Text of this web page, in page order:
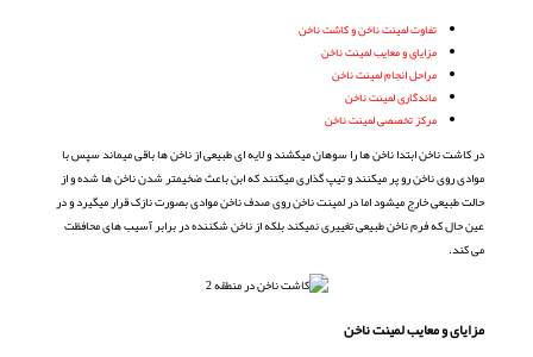
تفاوت لمینت ناخن و کاشت ناخن
مزایای و معایب لمینت ناخن
مراحل انجام لمینت ناخن
ماندگاری لمینت ناخن
مرکز تخصصی لمینت ناخن
در کاشت ناخن ابتدا ناخن ها را سوهان میکشند و لایه ای طبیعی از ناخن ها باقی میماند سپس با
موادی روی ناخن رو پر میکنند و تیپ گذاری میکنند که ابن باعث ضخیمتر شدن ناخن ها شده و از
حالت طبیعی خارج میشود اما در لمینت ناخن روی صدف ناخن موادی بصورت نازک قرار میگیرد و در
عین حال که فرم ناخن طبیعی تغییری نمیکند بلکه از ناخن شکننده در برابر آسیب های محافظت
می کند.
مزایای و معایب لمینت ناخن